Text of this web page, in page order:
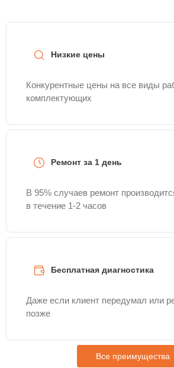
Низкие цены
Конкурентные цены на все виды
комплектующих
Ремонт за 1 день
В 95% случаев ремонт
в течение 1-2 часов
Бесплатная диагностика
Даже если клиент передумал или
позже
Все преимущества